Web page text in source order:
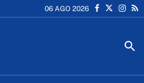
06 AGO 2026
search